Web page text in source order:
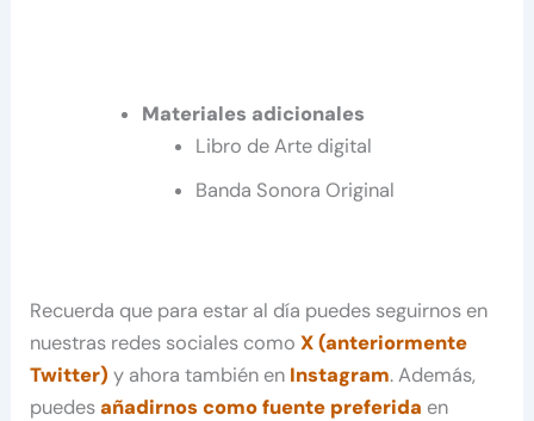
Materiales adicionales
Libro de Arte digital
Banda Sonora Original
Recuerda que para estar al día puedes seguirnos en
nuestras redes sociales comoX (anteriormente
Twitter) y ahora también en Instagram. Además,
puedesañadirnos como fuente preferida en